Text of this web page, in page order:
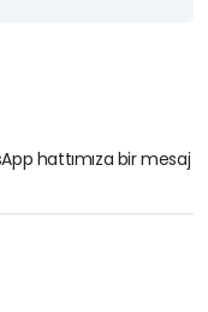
hattımıza bir mesaj